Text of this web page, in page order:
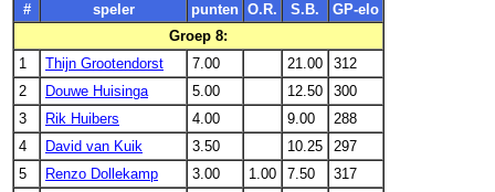
#
speler punten O.R. S.B.
GP-elo
Groep 8:
1
Thijn Grootendorst 7.00 21.00
312
2
Douwe Huisinga 5.00 12.50
300
3
Rik Huibers 4.00 9.00
288
4
David van Kuik 3.50 10.25
297
5
Renzo Dollekamp 3.00 1.00 7.50
317